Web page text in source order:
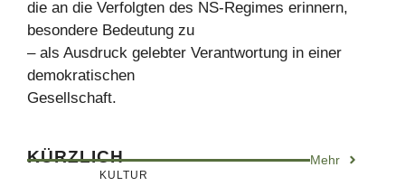
die an die Verfolgten des NS-Regimes erinnern,
besondere Bedeutung zu
– als Ausdruck gelebter Verantwortung in einer
demokratischen
Gesellschaft.
KÜRZLICH Mehr
KULTUR